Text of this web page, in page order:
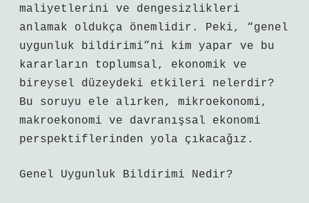
maliyetlerini ve dengesizlikleri
anlamak oldukça önemlidir. Peki, “genel
uygunluk bildirimi”ni kim yapar ve bu
kararların toplumsal, ekonomik ve
bireysel düzeydeki etkileri nelerdir?
Bu soruyu ele alırken, mikroekonomi,
makroekonomi ve davranışsal ekonomi
perspektiflerinden yola çıkacağız.
Genel Uygunluk Bildirimi Nedir?